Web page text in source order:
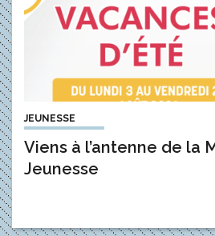
JEUNESSE
Viens à l’antenne de la
Jeunesse